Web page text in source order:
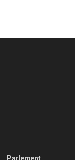
Parlement